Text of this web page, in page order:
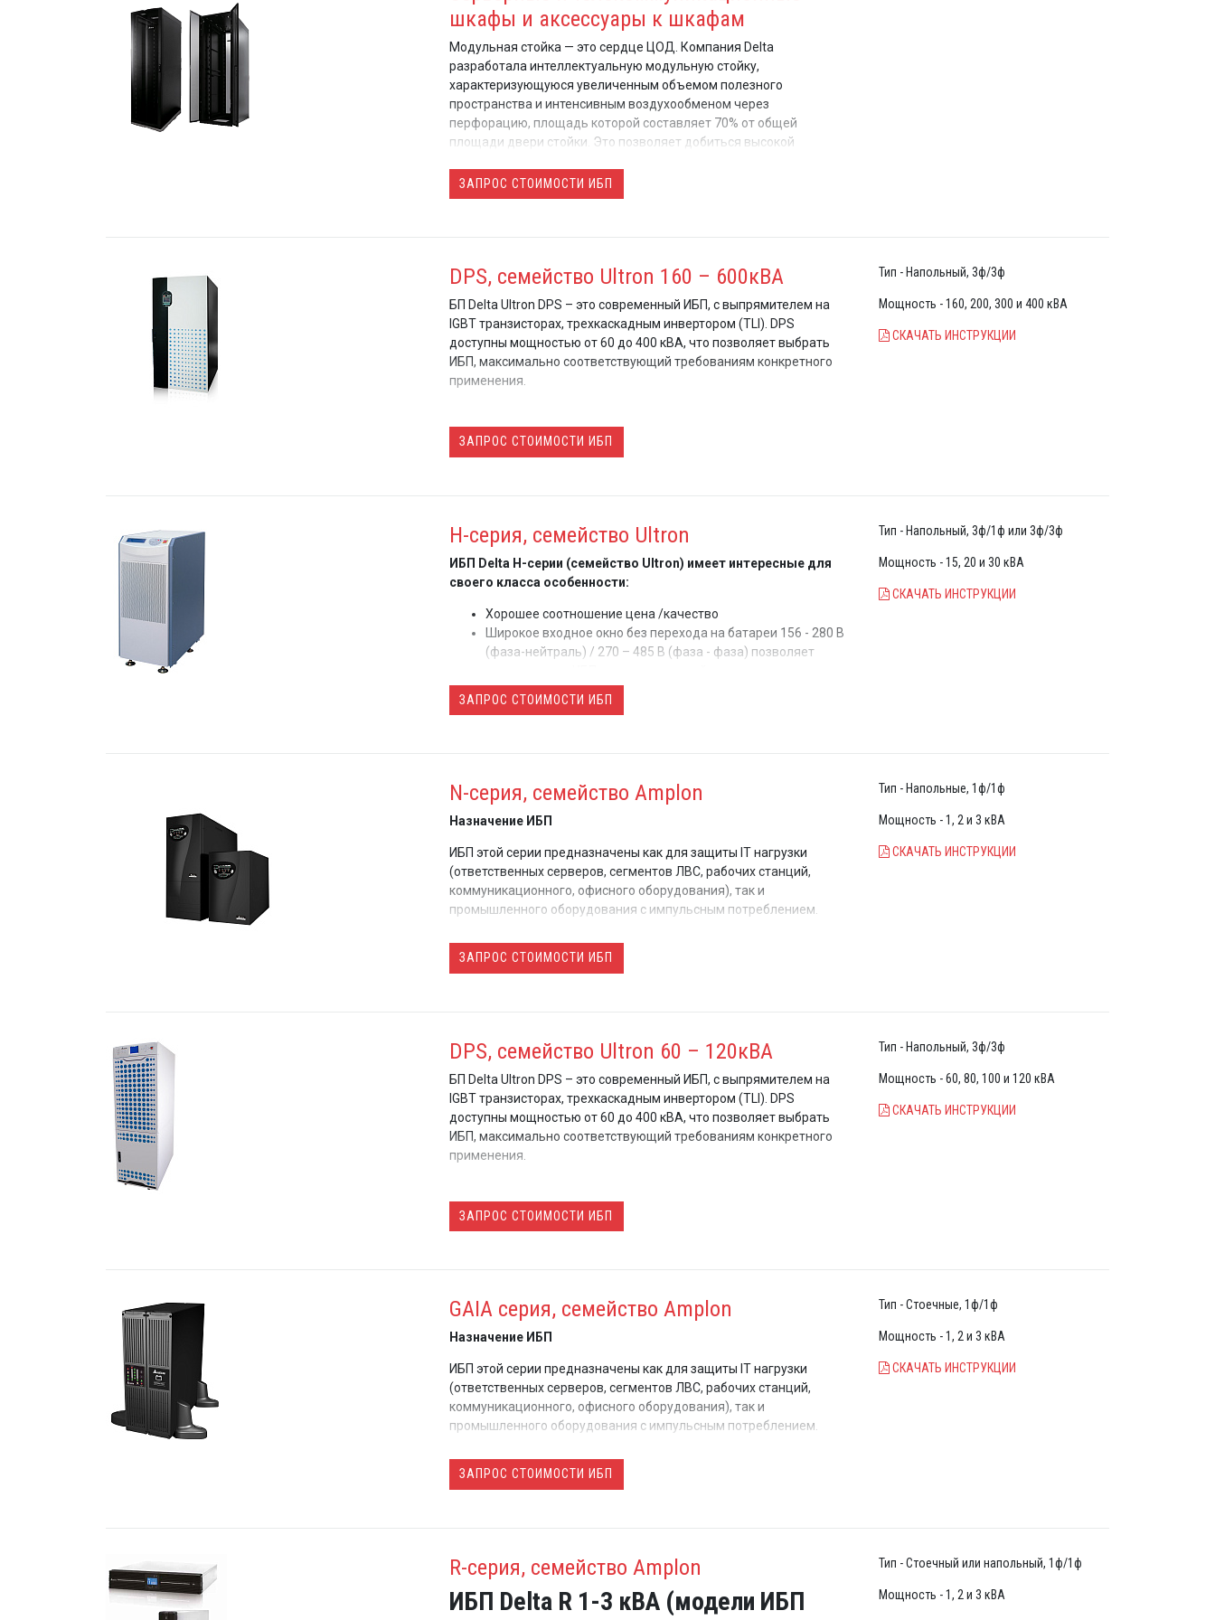
шкафы и аксессуары к шкафам
Модульная стойка — это сердце ЦОД. Компания Delta
разработала интеллектуальную модульную стойку,
характеризующуюся увеличенным объемом полезного
пространства и интенсивным воздухообменом через
перфорацию, площадь которой составляет 70% от общей
площади двери стойки. Это позволяет добиться высокой
ЗАПРОС СТОИМОСТИ ИБП
DPS, семейство Ultron 160 – 600кВА
БП Delta Ultron DPS – это современный ИБП, с выпрямителем на
IGBT транзисторах, трехкаскадным инвертором (TLI). DPS
доступны мощностью от 60 до 400 кВА, что позволяет выбрать
ИБП, максимально соответствующий требованиям конкретного
применения.
ЗАПРОС СТОИМОСТИ ИБП
Тип - Напольный, 3ф/3ф
Мощность - 160, 200, 300 и 400 кВА
СКАЧАТЬ ИНСТРУКЦИИ
H-серия, семейство Ultron
ИБП Delta H-серии (семейство Ultron) имеет интересные для
своего класса особенности:
Хорошее соотношение цена /качество
Широкое входное окно без перехода на батареи 156 - 280 В
(фаза-нейтраль) / 270 – 485 В (фаза - фаза) позволяет
пониженного / повышенного напряжения в сети
Встроенный сервисный байпас - увеличивает надежность
Возможность использования ЭКО режима (КПД до 95-97%)
Возможность резервирования по схеме «hot stand by».
Есть функция локального и дистанционного аварийного
ЗАПРОС СТОИМОСТИ ИБП
Тип - Напольный, 3ф/1ф или 3ф/3ф
Мощность - 15, 20 и 30 кВА
СКАЧАТЬ ИНСТРУКЦИИ
N-серия, семейство Amplon
Назначение ИБП
ИБП этой серии предназначены как для защиты IT нагрузки
(ответственных серверов, сегментов ЛВС, рабочих станций,
коммуникационного, офисного оборудования), так и
промышленного оборудования с импульсным потреблением.
ИБП может использоваться для защиты практически любого
оборудования с повышенными требованиями к качеству
ЗАПРОС СТОИМОСТИ ИБП
Тип - Напольные, 1ф/1ф
Мощность - 1, 2 и 3 кВА
СКАЧАТЬ ИНСТРУКЦИИ
DPS, семейство Ultron 60 – 120кВА
БП Delta Ultron DPS – это современный ИБП, с выпрямителем на
IGBT транзисторах, трехкаскадным инвертором (TLI). DPS
доступны мощностью от 60 до 400 кВА, что позволяет выбрать
ИБП, максимально соответствующий требованиям конкретного
применения.
ЗАПРОС СТОИМОСТИ ИБП
Тип - Напольный, 3ф/3ф
Мощность - 60, 80, 100 и 120 кВА
СКАЧАТЬ ИНСТРУКЦИИ
GAIA серия, семейство Amplon
Назначение ИБП
ИБП этой серии предназначены как для защиты IT нагрузки
(ответственных серверов, сегментов ЛВС, рабочих станций,
коммуникационного, офисного оборудования), так и
промышленного оборудования с импульсным потреблением.
ИБП может использоваться для защиты практически любого
оборудования с повышенными требованиями к качеству
ЗАПРОС СТОИМОСТИ ИБП
Тип - Стоечные, 1ф/1ф
Мощность - 1, 2 и 3 кВА
СКАЧАТЬ ИНСТРУКЦИИ
R-серия, семейство Amplon
ИБП Delta R 1-3 кВА (модели ИБП
Тип - Стоечный или напольный, 1ф/1ф
Мощность - 1, 2 и 3 кВА